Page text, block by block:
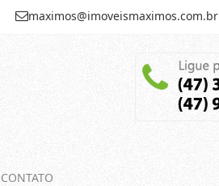
maximos@imoveismaximos.com.br
CONTATO